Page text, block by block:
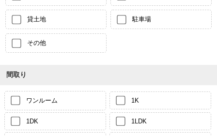
貸土地 駐車場
その他
間取り
ワンルーム 1K
1DK 1LDK